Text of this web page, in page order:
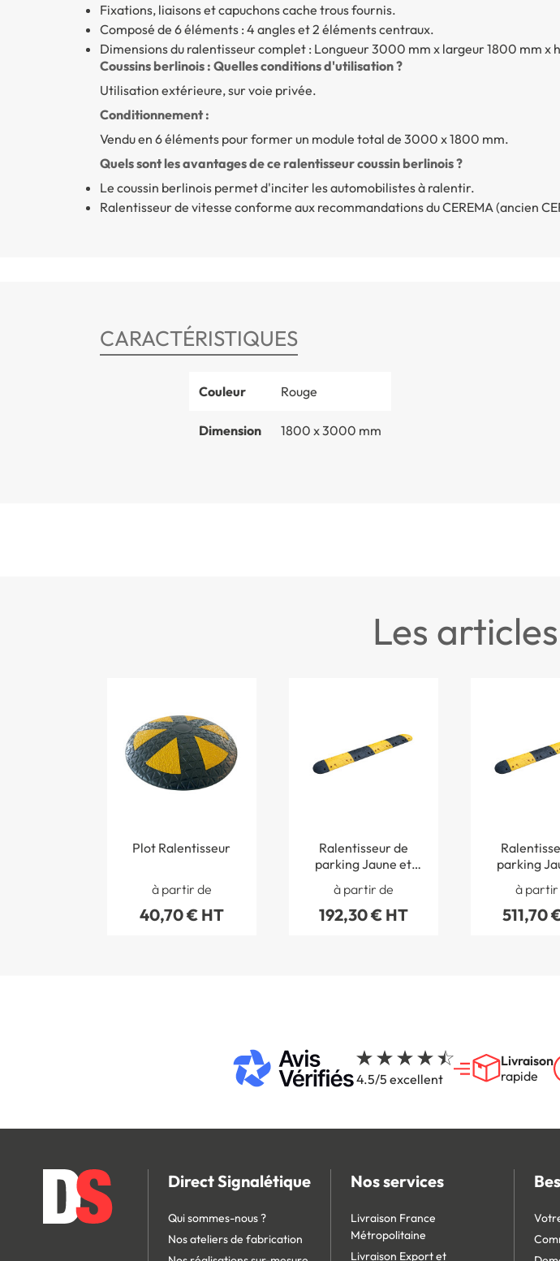
Fixations, liaisons et capuchons cache trous fournis.
Composé de 6 éléments : 4 angles et 2 éléments centraux.
Dimensions du ralentisseur complet : Longueur 3000 mm x largeur 1800 mm x
Coussins berlinois : Quelles conditions d'utilisation ?
Utilisation extérieure, sur voie privée.
Conditionnement :
Vendu en 6 éléments pour former un module total de 3000 x 1800 mm.
Quels sont les avantages de ce ralentisseur coussin berlinois ?
Le coussin berlinois permet d'inciter les automobilistes à ralentir.
Ralentisseur de vitesse conforme aux recommandations du CEREMA (ancien
CARACTÉRISTIQUES
Couleur Rouge
Dimension 1800 x 3000 mm
les articles
Plot Ralentisseur
à partir de
40,70 € HT
Ralentisseur de
parking Jaune et
Limitation 30 km/h
à partir de
192,30 € HT
parking
Limitation
à partir
511,70
4.5/5 excellent
Livraison
rapide
Direct Signalétique
Qui sommes-nous ?
Nos ateliers de fabrication
Nos services
Livraison France
Métropolitaine
Livraison Export et